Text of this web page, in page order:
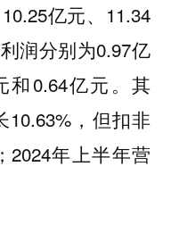
亿元、11.34
润分别为0.97亿
和0.64亿元。其
10.63%，但扣非
2024年上半年营